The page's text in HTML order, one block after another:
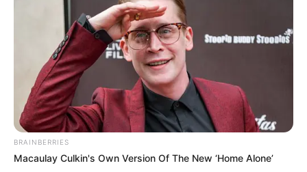
BRAINBERRIES
Macaulay Culkin's Own Version Of The New ‘Home Alone’